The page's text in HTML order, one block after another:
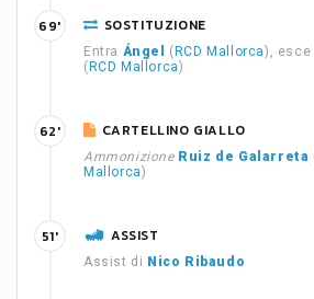
SOSTITUZIONE
Entra Ángel ( RCD Mallorca), esce
( RCD Mallorca)
69'
CARTELLINO GIALLO
Ammonizione Ruiz de Galarreta
Mallorca)
62'
ASSIST
Assist di Nico Ribaudo
51'